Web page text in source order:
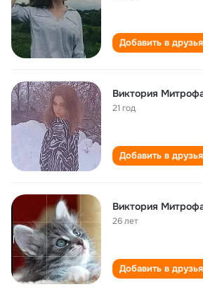
Добавить в друзья
Виктория
21 год
Добавить в друзья
Виктория
26 лет
Добавить в друзья